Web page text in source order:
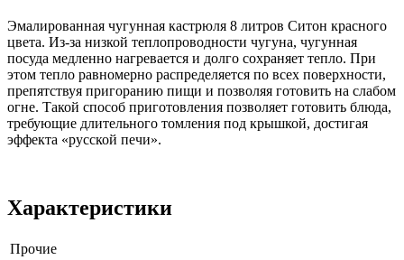
Эмалированная чугунная кастрюля 8 литров Ситон красного
цвета. Из-за низкой теплопроводности чугуна, чугунная
посуда медленно нагревается и долго сохраняет тепло. При
этом тепло равномерно распределяется по всех поверхности,
препятствуя пригоранию пищи и позволяя готовить на слабом
огне. Такой способ приготовления позволяет готовить блюда,
требующие длительного томления под крышкой, достигая
эффекта «русской печи».
Характеристики
Прочие